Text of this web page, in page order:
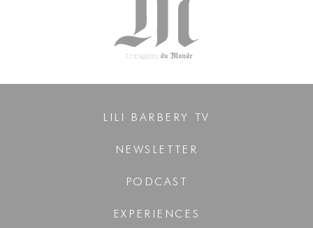
LILI BARBERY TV
NEWSLETTER
PODCAST
EXPERIENCES